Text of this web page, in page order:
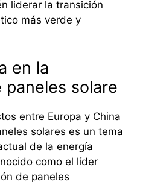
liderar la transición
más verde y
en la
solare
entre Europa y China
solares es un tema
de la energía
como el líder
de paneles